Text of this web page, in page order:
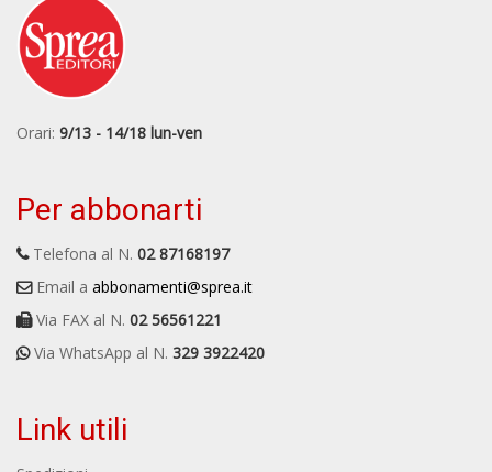
Orari: 9/13 - 14/18 lun-ven
Per abbonarti
Telefona al N. 02 87168197
Email a abbonamenti@sprea.it
Via FAX al N. 02 56561221
Via WhatsApp al N. 329 3922420
Link utili